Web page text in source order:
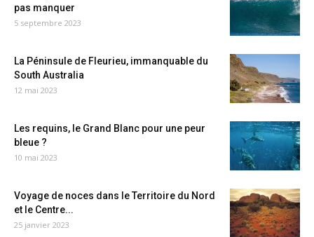
pas manquer
5 septembre 2023
La Péninsule de Fleurieu, immanquable du
South Australia
12 mai 2023
Les requins, le Grand Blanc pour une peur
bleue ?
10 mai 2023
Voyage de noces dans le Territoire du Nord
et le Centre...
25 janvier 2023